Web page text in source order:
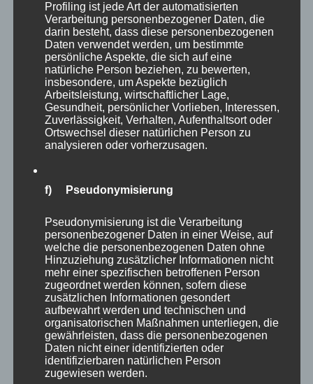
CURA SPORT
PERFORMANCE
49,22€ Enthält 7% Mehrwertsteuer zzgl.
Lieferzeit: sofort lieferbar
In den Warenkorb Details
Profiling ist jede Art der automatisierten
Verarbeitung personenbezogener Daten, die
darin besteht, dass diese personenbezogenen
Daten verwendet werden, um bestimmte
persönliche Aspekte, die sich auf eine
natürliche Person beziehen, zu bewerten,
insbesondere, um Aspekte bezüglich
Arbeitsleistung, wirtschaftlicher Lage,
Gesundheit, persönlicher Vorlieben, Interessen,
Zuverlässigkeit, Verhalten, Aufenthaltsort oder
Ortswechsel dieser natürlichen Person zu
analysieren oder vorherzusagen.
f) Pseudonymisierung
Pseudonymisierung ist die Verarbeitung
personenbezogener Daten in einer Weise, auf
welche die personenbezogenen Daten ohne
Hinzuziehung zusätzlicher Informationen nicht
mehr einer spezifischen betroffenen Person
zugeordnet werden können, sofern diese
zusätzlichen Informationen gesondert
aufbewahrt werden und technischen und
organisatorischen Maßnahmen unterliegen, die
gewährleisten, dass die personenbezogenen
Daten nicht einer identifizierten oder
identifizierbaren natürlichen Person
zugewiesen werden.